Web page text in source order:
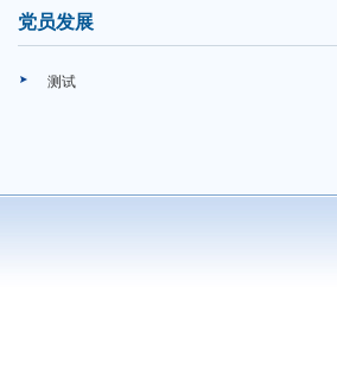
党员发展
测试